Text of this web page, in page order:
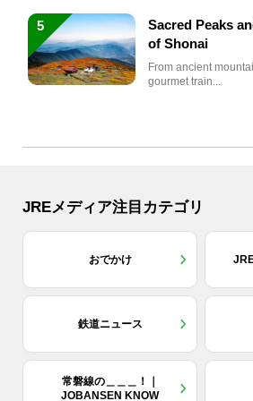
5
Sacred Peaks
of Shonai
From ancient
gourmet train...
JREメディア注目カテゴリ
おでかけ
鉄道ニュース
常磐線の＿＿＿！｜
JOBANSEN KNOW